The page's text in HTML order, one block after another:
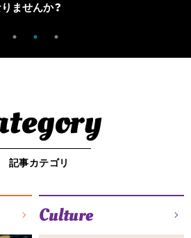
ませんか？
記事カテゴリ
Culture